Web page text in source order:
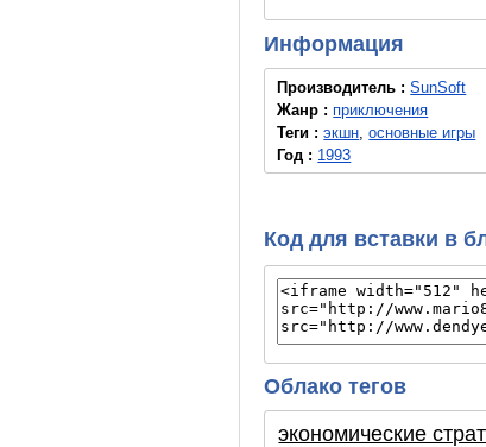
Информация
Производитель :SunSoft
Жанр : приключения
Теги :экшн ,основные игры
Год : 1993
Код для вставки в
Облако тегов
экономические